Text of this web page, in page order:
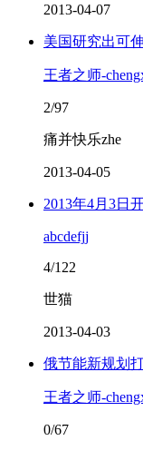
2013-04-07
美国研究出可
王者之师-
2/97
痛并快乐zhe
2013-04-05
2013年4月3日
abcdefjj
4/122
世猫
2013-04-03
俄节能新规划
王者之师-
0/67